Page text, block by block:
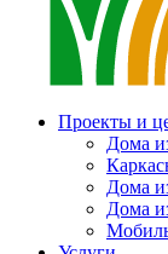
Проекты и
Дома
Дома
Дома